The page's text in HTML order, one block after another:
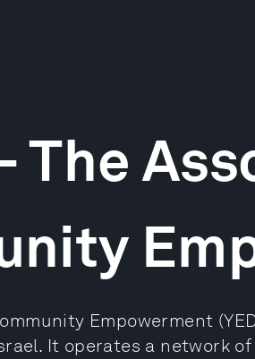
The
Empowerment
It operates a network